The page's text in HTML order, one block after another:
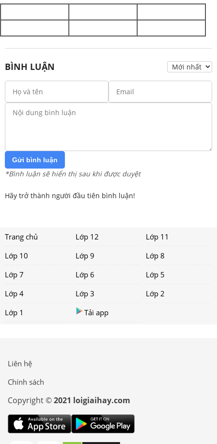
BÌNH LUẬN
Gửi bình luận
*Bình luận sẽ hiển thị sau khi được duyệt
Hãy trở thành người đầu tiên bình luận!
Trang chủ Lớp 12
Lớp 11
Lớp 10
Lớp 9
Lớp 8
Lớp 7
Lớp 6
Lớp 5
Lớp 4
Lớp 3
Lớp 2
Lớp 1
Tải app
Liên hệ
Chính sách
Copyright ©2021 loigiaihay.com